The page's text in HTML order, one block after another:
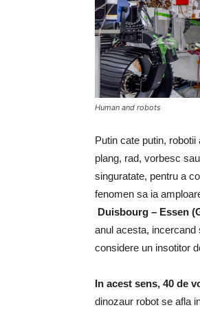
Human and robots
Putin cate putin,
plang, rad, vorbesc
singuratate, pentru a
fenomen sa ia
Duisbourg – Essen
anul acesta, incercand
considere un insotitor
In acest sens, 40 de
dinozaur robot se afla